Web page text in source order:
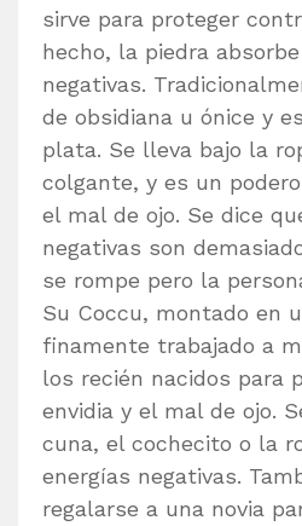
sirve para proteger
hecho, la piedra
negativas.
de obsidiana u ónice y
plata. Se lleva bajo la
colgante, y es un
el mal de ojo. Se dice
negativas son
se rompe pero la
Su Coccu, montado en
finamente trabajado a
los recién nacidos para
envidia y el mal de ojo.
cuna, el cochecito o la
energías negativas.
regalarse a una novia